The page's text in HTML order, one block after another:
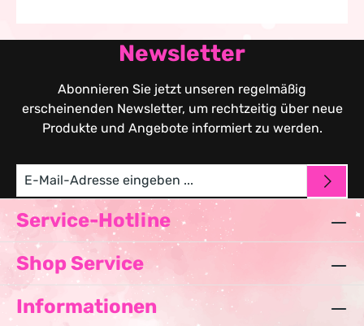
Newsletter
Abonnieren Sie jetzt unseren regelmäßig
erscheinenden Newsletter, um rechtzeitig über neue
Produkte und Angebote informiert zu werden.
Service-Hotline
Shop Service
Informationen